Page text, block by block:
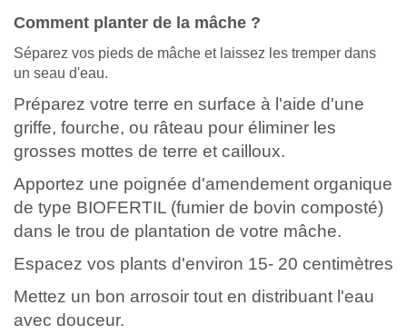
Comment planter de la mâche ?
Séparez vos pieds de mâche et laissez les tremper dans
un seau d'eau.
Préparez votre terre en surface à l'aide d'une
griffe, fourche, ou râteau pour éliminer les
grosses mottes de terre et cailloux.
Apportez une poignée d'amendement organique
de type BIOFERTIL (fumier de bovin composté)
dans le trou de plantation de votre mâche.
Espacez vos plants d'environ 15- 20 centimètres
Mettez un bon arrosoir tout en distribuant l'eau
avec douceur.